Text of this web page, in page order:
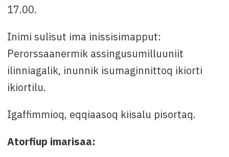
17.00.
Inimi sulisut ima inissisimapput:
Perorssaanermik assingusumilluuniit
ilinniagalik, inunnik isumaginnittoq ikiorti
ikiortilu.
Igaffimmioq, eqqiaasoq kiisalu pisortaq.
Atorfiup imarisaa: